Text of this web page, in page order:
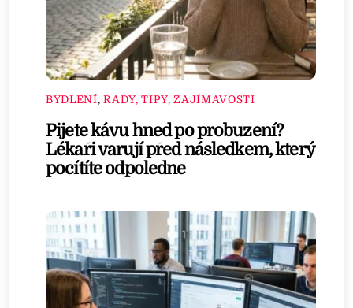
BYDLENÍ,RADY, TIPY, ZAJÍMAVOSTI
Pijete kávu hned po probuzení?
Lékaři varují před následkem, který
pocítíte odpoledne